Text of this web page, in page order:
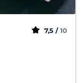
7,5 / 10